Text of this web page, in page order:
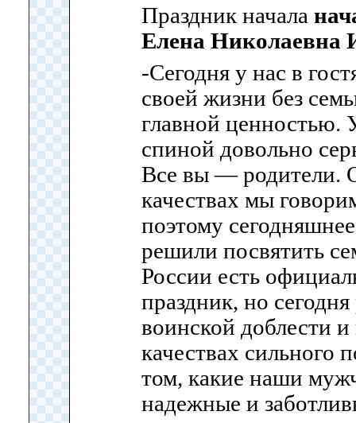
Праздник начала
Елена Николаевна
-Сегодня у нас в
своей жизни без
главной ценностью.
спиной довольно
Все вы — родители.
качествах мы
поэтому
решили посвятить
России есть
праздник, но
воинской доблести
качествах сильного
том, какие наши
надежные и